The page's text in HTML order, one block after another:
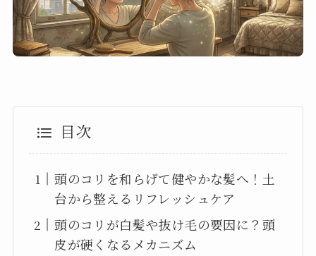
目次
頭のコリを和らげて健やかな髪へ！土
台から整えるリフレッシュケア
頭のコリが白髪や抜け毛の要因に？頭
皮が硬くなるメカニズム